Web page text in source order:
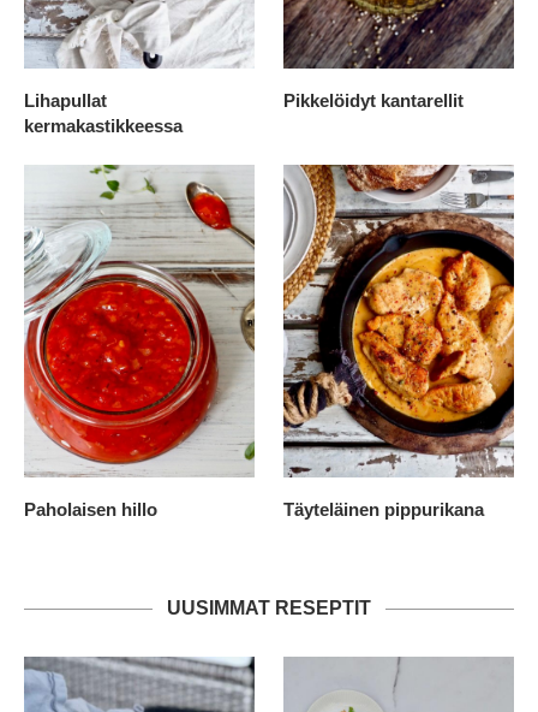
Lihapullat
kermakastikkeessa
Pikkelöidyt kantarellit
Paholaisen hillo Täyteläinen pippurikana
UUSIMMAT RESEPTIT